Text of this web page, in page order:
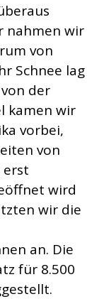
nahmen wir
von
Schnee lag
der
kamen wir
vorbei,
von
erst
wird
wir die
an. Die
für 8.500